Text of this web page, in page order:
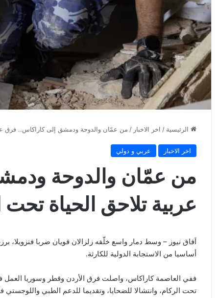
الرئيسية / اخر الاخبار / من عمّان والدوحة ودمشق إلى كاراكاس.. فرق
اخر الاخبار عربي و دولي
من عمّان والدوحة
عربية تلاحق الحياة تحت
اَفاق نيوز – وسط دمار واسع خلّفه زلزالان قويان ضربا فنزويلا،
أساسيا من الاستجابة الدولية للكارثة.
ففي العاصمة كاراكاس، واصلت فرق الأردن وقطر وسوريا
تحت الركام، وانتشالا للضحايا، وتقديما للدعم الطبي واللوجستي